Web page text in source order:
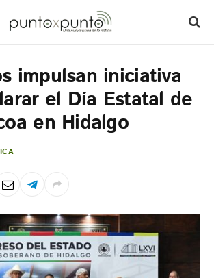
impulsan iniciativa
el Día Estatal de
en Hidalgo